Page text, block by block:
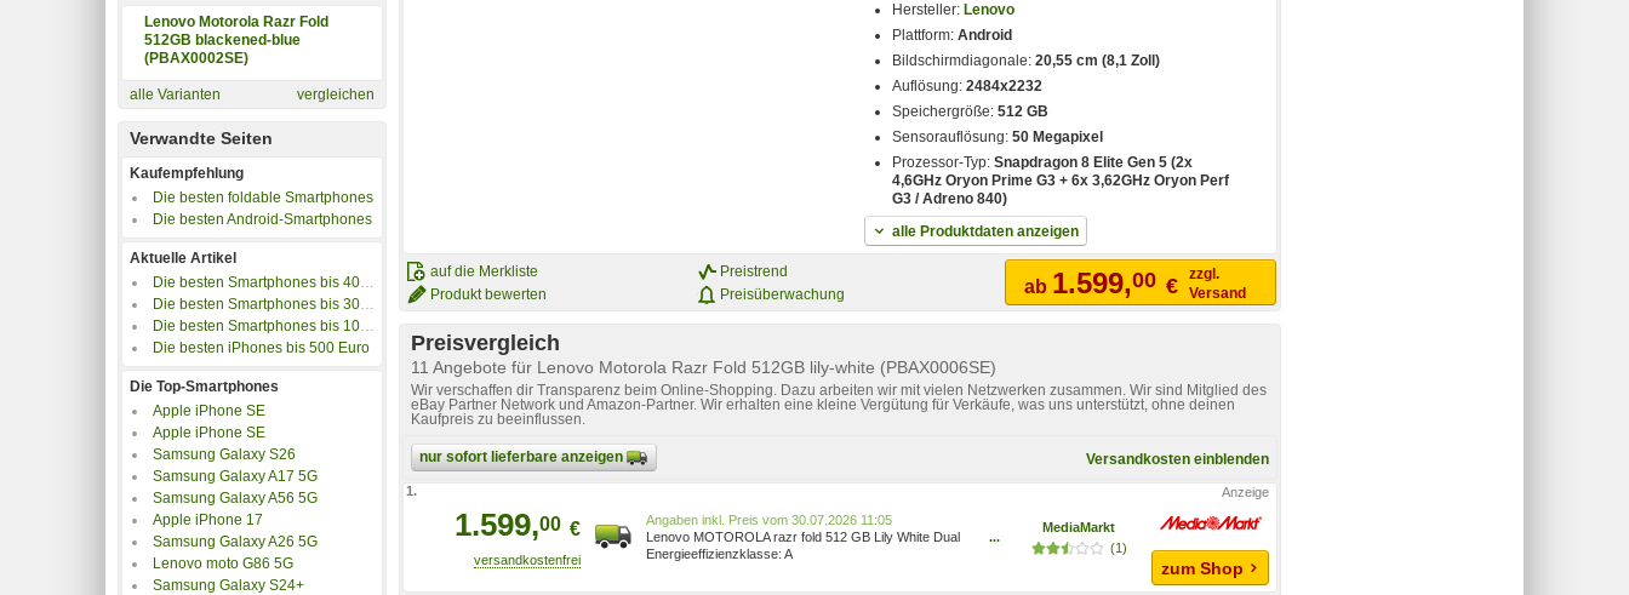
Lenovo Motorola Razr Fold
512GB blackened-blue
(PBAX0002SE)
alle Varianten vergleichen
Verwandte Seiten
Kaufempfehlung
Die besten foldable Smartphones
Die besten Android-Smartphones
Aktuelle Artikel
Die besten Smartphones bis 400 Euro
Die besten Smartphones bis 300 Euro
Die besten Smartphones bis 100 Euro
Die besten iPhones bis 500 Euro
Die Top-Smartphones
Apple iPhone SE
Apple iPhone SE
Samsung Galaxy S26
Samsung Galaxy A17 5G
Samsung Galaxy A56 5G
Apple iPhone 17
Samsung Galaxy A26 5G
Lenovo moto G86 5G
Samsung Galaxy S24+
Hersteller: Lenovo
Plattform:Android
Bildschirmdiagonale:20,55 cm (8,1 Zoll)
Auflösung:2484x2232
Speichergröße:512 GB
Sensorauflösung:50 Megapixel
Prozessor-Typ:Snapdragon 8 Elite Gen 5 (2x
4,6GHz Oryon Prime G3 + 6x 3,62GHz Oryon Perf
G3 / Adreno 840)
alle Produktdaten anzeigen
auf die Merkliste
Produkt bewerten
Preistrend
Preisüberwachung
ab 1.599,00 €
zzgl.
Versand
Preisvergleich
11 Angebote für Lenovo Motorola Razr Fold 512GB lily-white (PBAX0006SE)
Wir verschaffen dir Transparenz beim Online-Shopping. Dazu arbeiten wir mit vielen Netzwerken zusammen. Wir sind Mitglied des
eBay Partner Network und Amazon-Partner. Wir erhalten eine kleine Vergütung für Verkäufe, was uns unterstützt, ohne deinen
Kaufpreis zu beeinflussen.
nur sofort lieferbare anzeigen Versandkosten einblenden
1.
1.599,00 €
Preis vom 30.07.2026 11:05
Lenovo MOTOROLA razr fold 512 GB Lily White Dual
SIM PBAX0006SE?MSD
...
A
MediaMarkt
(1)
zum Shop